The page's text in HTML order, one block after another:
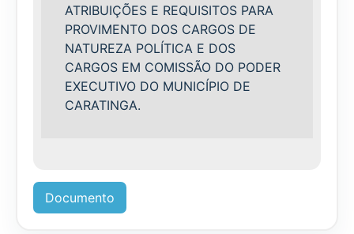
ATRIBUIÇÕES E REQUISITOS PARA
PROVIMENTO DOS CARGOS DE
NATUREZA POLÍTICA E DOS
CARGOS EM COMISSÃO DO PODER
EXECUTIVO DO MUNICÍPIO DE
CARATINGA.
Documento